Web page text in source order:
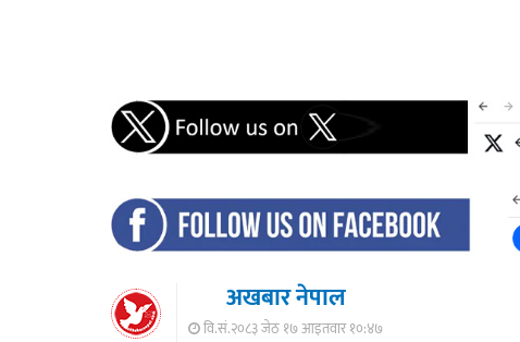
अखबार नेपाल
वि.सं.२०८३ जेठ १७ आइतवार १०:४७